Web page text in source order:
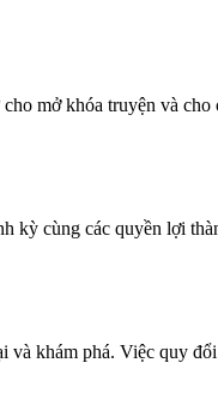
mở khóa truyện và cho
kỳ cùng các quyền lợi
khám phá. Việc quy